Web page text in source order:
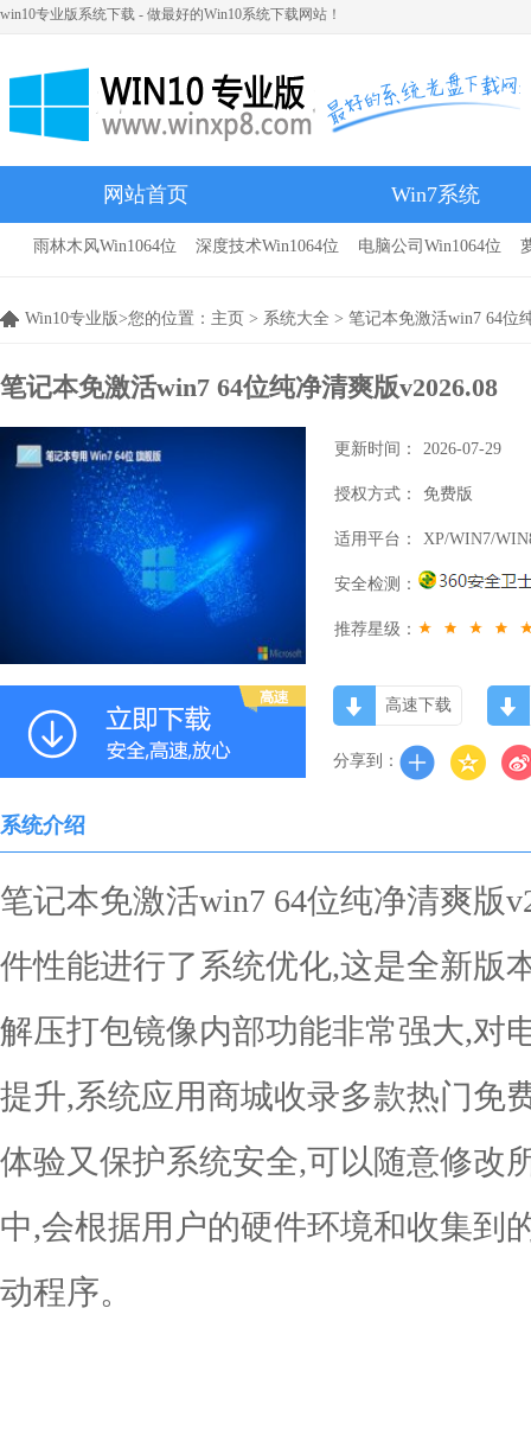
win10专业版系统下载 - 做最好的Win10系统下载网站！
网站首页 Win7系统
雨林木风
雨林木风Win1064位 深度技术Win1064位 电脑公司Win1064位
Win10专业版>您的位置： 主页 > 系统大全 > 笔记本免激活win7 64位
笔记本免激活win7 64位纯净清爽版v2026.08
更新时间： 2026-07-29
授权方式： 免费版
适用平台： XP/WIN7/
安全检测：
推荐星级：
高速下载
分享到：
系统介绍
笔记本免激活win7 64位纯净清爽版
件性能进行了系统优化,这是全新版
解压打包镜像内部功能非常强大,对
提升,系统应用商城收录多款热门免
体验又保护系统安全,可以随意修改
中,会根据用户的硬件环境和收集到
动程序。